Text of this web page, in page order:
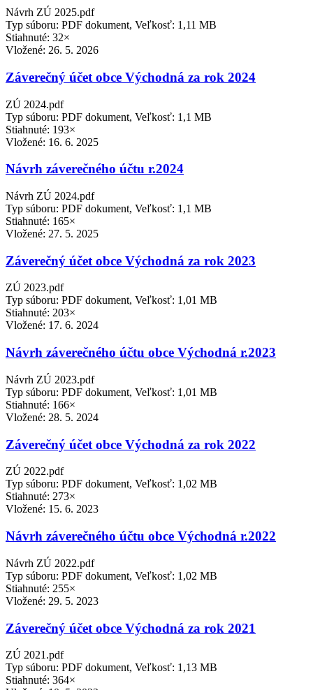
Návrh ZÚ 2025.pdf
Typ súboru: PDF dokument, Veľkosť: 1,11 MB
Stiahnuté: 32×
Vložené: 26. 5. 2026
Záverečný účet obce Východná za rok 2024
ZÚ 2024.pdf
Typ súboru: PDF dokument, Veľkosť: 1,1 MB
Stiahnuté: 193×
Vložené: 16. 6. 2025
Návrh záverečného účtu r.2024
Návrh ZÚ 2024.pdf
Typ súboru: PDF dokument, Veľkosť: 1,1 MB
Stiahnuté: 165×
Vložené: 27. 5. 2025
Záverečný účet obce Východná za rok 2023
ZÚ 2023.pdf
Typ súboru: PDF dokument, Veľkosť: 1,01 MB
Stiahnuté: 203×
Vložené: 17. 6. 2024
Návrh záverečného účtu obce Východná r.2023
Návrh ZÚ 2023.pdf
Typ súboru: PDF dokument, Veľkosť: 1,01 MB
Stiahnuté: 166×
Vložené: 28. 5. 2024
Záverečný účet obce Východná za rok 2022
ZÚ 2022.pdf
Typ súboru: PDF dokument, Veľkosť: 1,02 MB
Stiahnuté: 273×
Vložené: 15. 6. 2023
Návrh záverečného účtu obce Východná r.2022
Návrh ZÚ 2022.pdf
Typ súboru: PDF dokument, Veľkosť: 1,02 MB
Stiahnuté: 255×
Vložené: 29. 5. 2023
Záverečný účet obce Východná za rok 2021
ZÚ 2021.pdf
Typ súboru: PDF dokument, Veľkosť: 1,13 MB
Stiahnuté: 364×